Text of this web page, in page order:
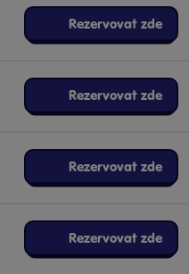
Rezervovat zde
Rezervovat zde
Rezervovat zde
Rezervovat zde